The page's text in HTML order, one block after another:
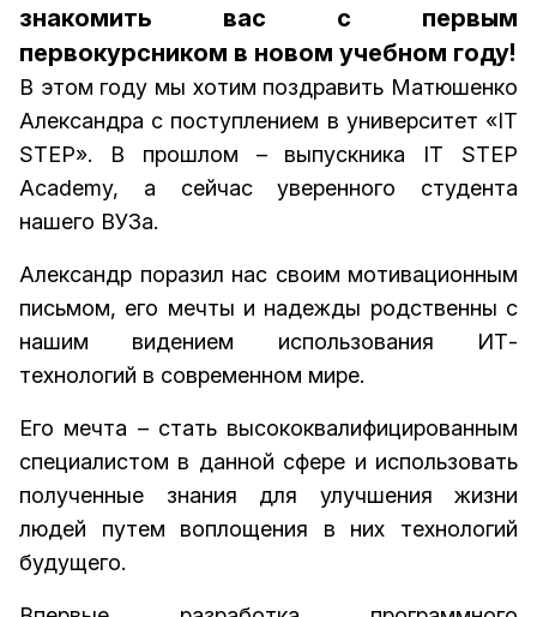
знакомить вас с первым
первокурсником в новом учебном году!
В этом году мы хотим поздравить Матюшенко
Александра с поступлением в университет «IT
STEP». В прошлом – выпускника IT STEP
Academy, а сейчас уверенного студента
нашего ВУЗа.
Александр поразил нас своим мотивационным
письмом, его мечты и надежды родственны с
нашим видением использования ИТ-
технологий в современном мире.
Его мечта – стать высококвалифицированным
специалистом в данной сфере и использовать
полученные знания для улучшения жизни
людей путем воплощения в них технологий
будущего.